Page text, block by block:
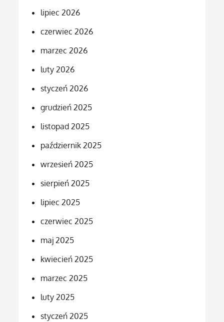
lipiec 2026
czerwiec 2026
marzec 2026
luty 2026
styczeń 2026
grudzień 2025
listopad 2025
październik 2025
wrzesień 2025
sierpień 2025
lipiec 2025
czerwiec 2025
maj 2025
kwiecień 2025
marzec 2025
luty 2025
styczeń 2025